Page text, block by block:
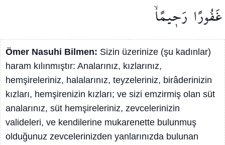
غَفُورًا رَح۪يمًاۙ
Ömer Nasuhi Bilmen: Sizin üzerinize (şu kadınlar)
haram kılınmıştır: Analarınız, kızlarınız,
hemşireleriniz, halalarınız, teyzeleriniz, birâderinizin
kızları, hemşirenizin kızları; ve sizi emzirmiş olan süt
analarınız, süt hemşireleriniz, zevcelerinizin
valideleri, ve kendilerine mukarenette bulunmuş
olduğunuz zevcelerinizden yanlarınızda bulunan